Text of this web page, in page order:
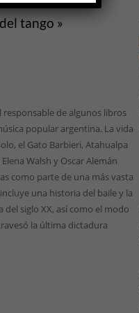
tango »
responsable de algunos libros
popular argentina. La vida
el Gato Barbieri, Atahualpa
Walsh y Oscar Alemán
como parte de una más vasta
una historia del baile y la
del siglo XX, así como el modo
la última dictadura